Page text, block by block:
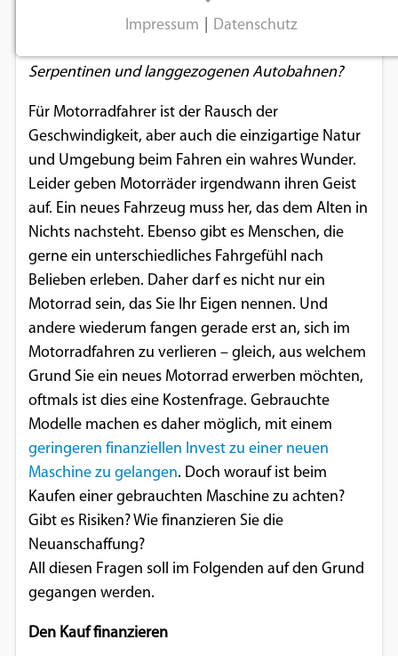
Sie sind auf der Suche nach einem neuen
Serpentinen und langgezogenen Autobahnen?
Für Motorradfahrer ist der Rausch der
Geschwindigkeit, aber auch die einzigartige Natur
und Umgebung beim Fahren ein wahres Wunder.
Leider geben Motorräder irgendwann ihren Geist
auf. Ein neues Fahrzeug muss her, das dem Alten in
Nichts nachsteht. Ebenso gibt es Menschen, die
gerne ein unterschiedliches Fahrgefühl nach
Belieben erleben. Daher darf es nicht nur ein
Motorrad sein, das Sie Ihr Eigen nennen. Und
andere wiederum fangen gerade erst an, sich im
Motorradfahren zu verlieren – gleich, aus welchem
Grund Sie ein neues Motorrad erwerben möchten,
oftmals ist dies eine Kostenfrage. Gebrauchte
Modelle machen es daher möglich, mit einem
geringeren finanziellen Invest zu einer neuen
Maschine zu gelangen. Doch worauf ist beim
Kaufen einer gebrauchten Maschine zu achten?
Gibt es Risiken? Wie finanzieren Sie die
Neuanschaffung?
All diesen Fragen soll im Folgenden auf den Grund
gegangen werden.
Den Kauf finanzieren
Notwendige Cookies ermöglichen
erforderlich.
Einverständnis-Cookie
Name:
cookie_consent
Dieser Cookie speichert die ausgewählten
Einverständnis-Optionen des Benutzers
Cookie Laufzeit:
1 Jahr
EXTERNE MEDIEN
Um Inhalte von Videoplattformen und
Social Media Plattformen anzeigen zu
können, werden von diesen externen
Medien Cookies gesetzt.
YouTube
Impressum Datenschutz